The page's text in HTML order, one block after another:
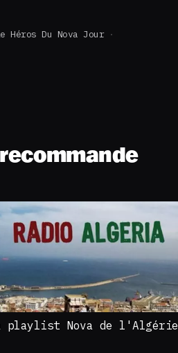
Héros Du Nova Jour
playlist Nova de l'Algérie